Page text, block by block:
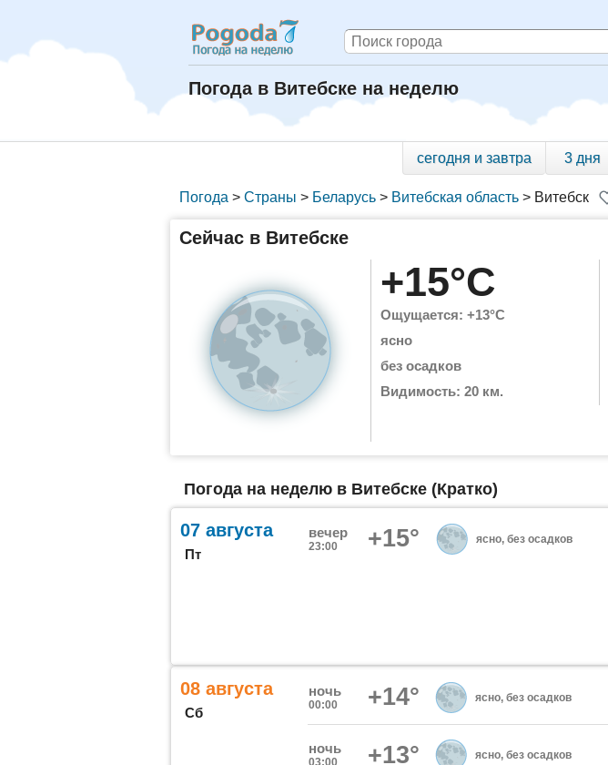
Погода в Витебске на неделю
сегодня и завтра 3 дня
Погода > Страны > Беларусь > Витебская область > Витебск
Сейчас в Витебске
+15°C
Ощущается: +13°C
ясно
без осадков
Видимость: 20 км.
Погода на неделю в Витебске (Кратко)
07 августа
Пт
вечер
23:00 +15° ясно, без осадков
08 августа
Сб
ночь
00:00 +14° ясно, без осадков
ночь
03:00 +13° ясно, без осадков